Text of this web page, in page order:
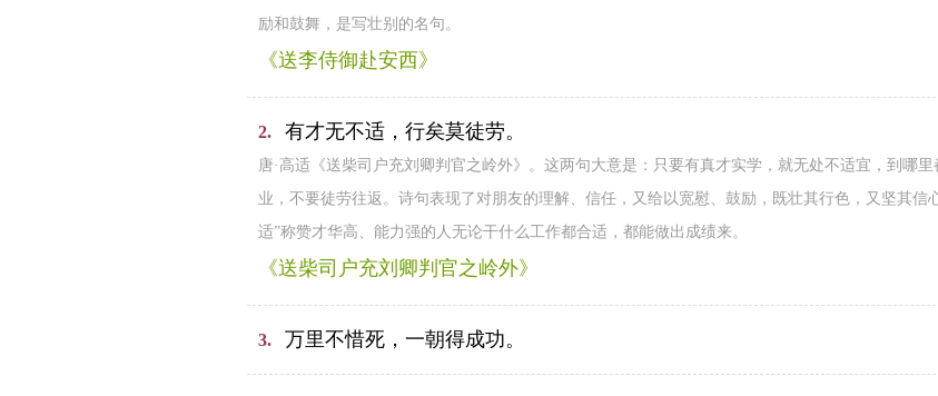
励和鼓舞，是写壮别的名句。
《送李侍御赴安西》
2. 有才无不适，行矣莫徒劳。
唐·高适《送柴司户充刘卿判官之岭外》。这两句大意是：只要有真才实学，就无处不适宜，到哪
业，不要徒劳往返。诗句表现了对朋友的理解、信任，又给以宽慰、鼓励，既壮其行色，又坚其信
适”称赞才华高、能力强的人无论干什么工作都合适，都能做出成绩来。
《送柴司户充刘卿判官之岭外》
3. 万里不惜死，一朝得成功。